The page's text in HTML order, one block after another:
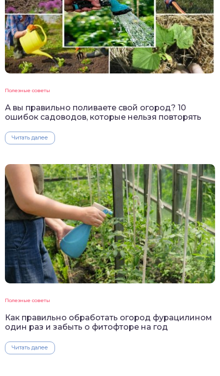
Полезные советы
А вы правильно поливаете свой огород? 10
ошибок садоводов, которые нельзя повторять
Читать далее
Полезные советы
Как правильно обработать огород фурацилином
один раз и забыть о фитофторе на год
Читать далее